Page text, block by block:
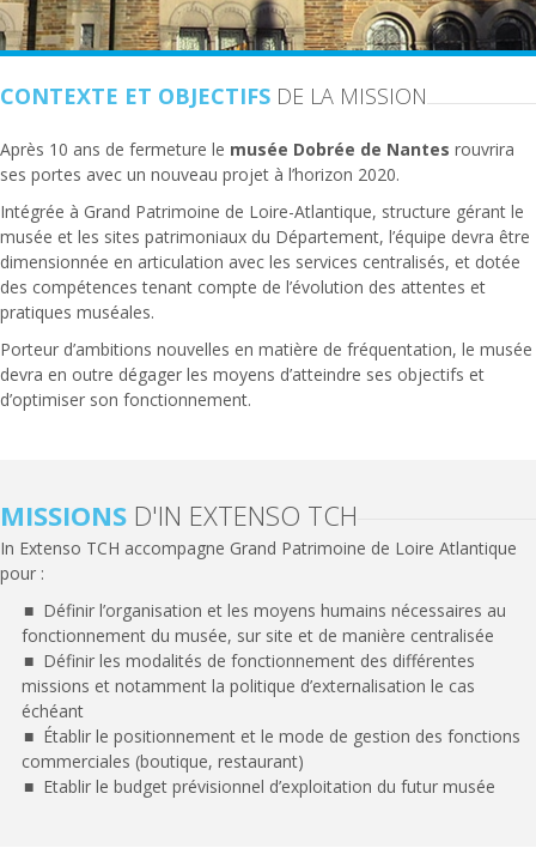
CONTEXTE ET OBJECTIFS DE LA MISSION
Après 10 ans de fermeture le musée Dobrée de Nantes rouvrira
ses portes avec un nouveau projet à l’horizon 2020.
Intégrée à Grand Patrimoine de Loire-Atlantique, structure gérant le
musée et les sites patrimoniaux du Département, l’équipe devra être
dimensionnée en articulation avec les services centralisés, et dotée
des compétences tenant compte de l’évolution des attentes et
pratiques muséales.
Porteur d’ambitions nouvelles en matière de fréquentation, le musée
devra en outre dégager les moyens d’atteindre ses objectifs et
d’optimiser son fonctionnement.
MISSIONS D'IN EXTENSO TCH
In Extenso TCH accompagne Grand Patrimoine de Loire Atlantique
pour :
Définir l’organisation et les moyens humains nécessaires au
fonctionnement du musée, sur site et de manière centralisée
Définir les modalités de fonctionnement des différentes
missions et notamment la politique d’externalisation le cas
échéant
Établir le positionnement et le mode de gestion des fonctions
commerciales (boutique, restaurant)
Etablir le budget prévisionnel d’exploitation du futur musée